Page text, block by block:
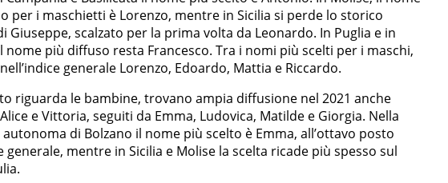
per i maschietti è Lorenzo, mentre in Sicilia si perde lo storico
Giuseppe, scalzato per la prima volta da Leonardo. In Puglia e in
nome più diffuso resta Francesco. Tra i nomi più scelti per i maschi,
generale Lorenzo, Edoardo, Mattia e Riccardo.
riguarda le bambine, trovano ampia diffusione nel 2021 anche
e Vittoria, seguiti da Emma, Ludovica, Matilde e Giorgia. Nella
di Bolzano il nome più scelto è Emma, all’ottavo posto
generale, mentre in Sicilia e Molise la scelta ricade più spesso sul